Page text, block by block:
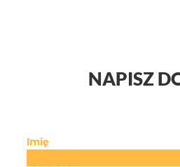
NAPISZ
Imię